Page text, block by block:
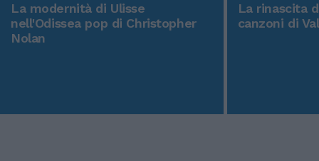
La modernità di Ulisse
nell'Odissea pop di Christopher
Nolan
La rinascita
canzoni di